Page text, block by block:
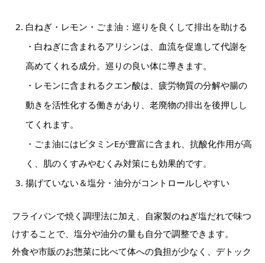
白ねぎ・レモン・ごま油：巡りを良くして排出を助ける
・白ねぎに含まれるアリシンは、血流を促進して代謝を
高めてくれる成分。巡りの良い体に導きます。
・レモンに含まれるクエン酸は、疲労物質の分解や腸の
動きを活性化する働きがあり、老廃物の排出を後押しし
てくれます。
・ごま油にはビタミンEが豊富に含まれ、抗酸化作用が高
く、肌のくすみやむくみ対策にも効果的です。
揚げていない＆塩分・油分がコントロールしやすい
フライパンで焼く調理法に加え、自家製のねぎ塩だれで味つ
けすることで、塩分や油分の量も自分で調整できます。
外食や市販のお惣菜に比べて体への負担が少なく、デトック